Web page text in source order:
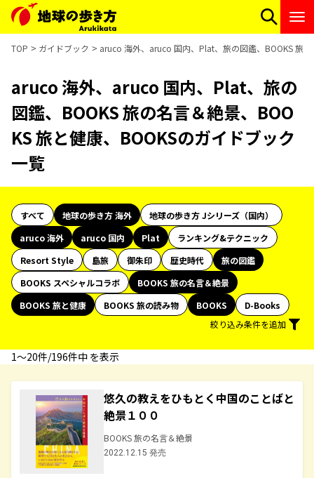
TOP ガイドブック aruco 海外、aruco 国内、Plat、旅の図鑑、BOOKS 旅
aruco 海外、aruco 国内、Plat、旅の
図鑑、BOOKS 旅の名言＆絶景、BOO
KS 旅と健康、BOOKSのガイドブック
一覧
すべて 地球の歩き方 海外
地球の歩き方 Jシリーズ（国内）
aruco 海外
aruco 国内 Plat
ランキング&テクニック
Resort Style
島旅 御朱印 歴史時代
旅の図鑑
BOOKS スペシャルコラボ
BOOKS 旅の名言＆絶景
BOOKS 旅と健康
BOOKS 旅の読み物 BOOKS
D-Books
絞り込み条件を追加
1〜20件/196件中 を表示
悠久の教えをひもとく中国のことばと
絶景１００
BOOKS 旅の名言＆絶景
2022.12.15 発売